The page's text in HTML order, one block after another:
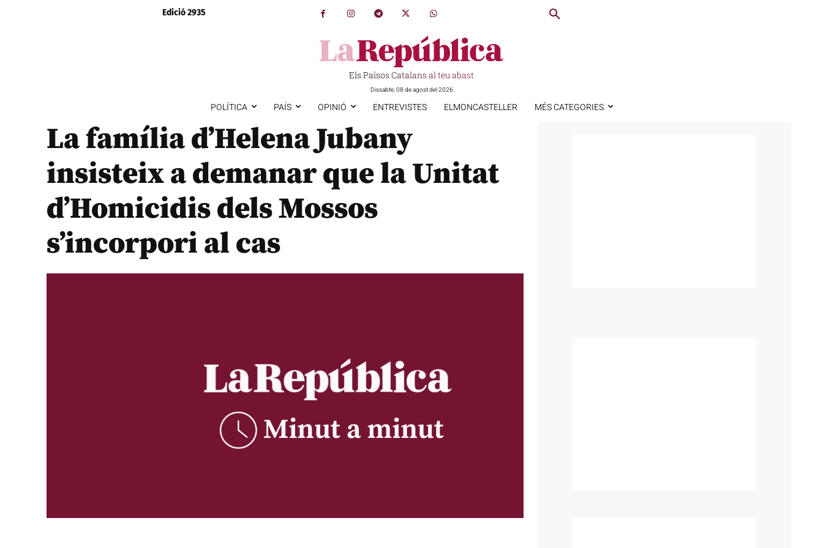
Edició 2935
Els Països Catalans al teu abast
Dissabte, 08 de agost del 2026
POLÍTICA PAÍS OPINIÓ ENTREVISTES ELMONCASTELLER MÉS CATEGORIES
La família d’Helena Jubany
insisteix a demanar que la Unitat
d’Homicidis dels Mossos
s’incorpori al cas